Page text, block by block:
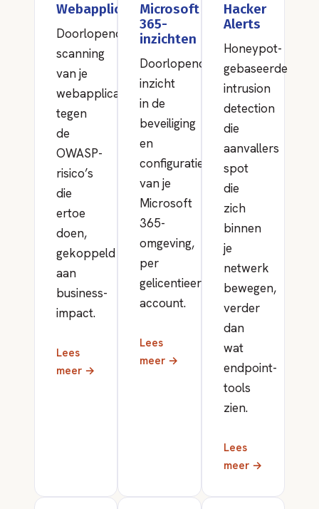
Webapplicatiebeveiliging
Doorlopende
scanning
van je
webapplicaties
tegen
de
OWASP-
risico’s
die
ertoe
doen,
gekoppeld
aan
business-
impact.
Lees
meer →
Microsoft
365-
inzichten
Doorlopend
inzicht
in de
beveiliging
en
configuratie
van je
Microsoft
365-
omgeving,
per
gelicentieerd
account.
Lees
meer →
Hacker
Alerts
Honeypot-
gebaseerde
intrusion
detection
die
aanvallers
spot
die
zich
binnen
je
netwerk
bewegen,
verder
dan
wat
endpoint-
tools
zien.
Lees
meer →